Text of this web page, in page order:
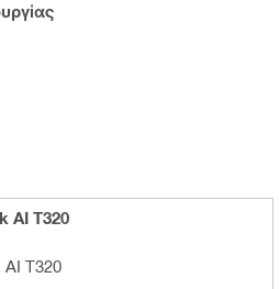
AI T320
AI T320